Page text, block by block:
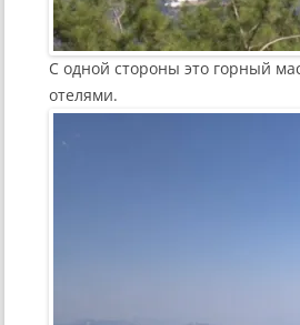
С одной стороны это горный
отелями.